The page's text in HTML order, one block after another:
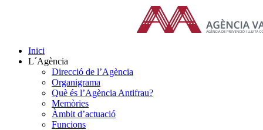
Inici
L´Agència
Direcció de l’Agència
Organigrama
Què és l’Agència Antifrau?
Memòries
Àmbit d’actuació
Funcions